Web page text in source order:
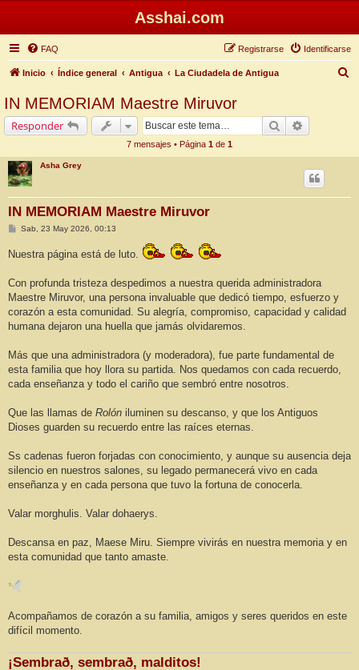
Asshai.com
FAQ Identificarse
Registrarse
Inicio Índice general Antigua La Ciudadela de Antigua
IN MEMORIAM Maestre Miruvor
Responder Buscar
7 mensajes • Página 1 de 1
Asha Grey
IN MEMORIAM Maestre Miruvor
M
s
e
Sab, 23 May 2026, 00:13
Nuestra página está de luto.
Con profunda tristeza despedimos a nuestra querida administradora
Maestre Miruvor, una persona invaluable que dedicó tiempo, esfuerzo y
corazón a esta comunidad. Su alegría, compromiso, capacidad y calidad
humana dejaron una huella que jamás olvidaremos.
Más que una administradora (y moderadora), fue parte fundamental de
esta familia que hoy llora su partida. Nos quedamos con cada recuerdo,
cada enseñanza y todo el cariño que sembró entre nosotros.
Que las llamas de Rolón iluminen su descanso, y que los Antiguos
Dioses guarden su recuerdo entre las raíces eternas.
Ss cadenas fueron forjadas con conocimiento, y aunque su ausencia deja
silencio en nuestros salones, su legado permanecerá vivo en cada
enseñanza y en cada persona que tuvo la fortuna de conocerla.
Valar morghulis. Valar dohaerys.
Descansa en paz, Maese Miru. Siempre vivirás en nuestra memoria y en
esta comunidad que tanto amaste.
Acompañamos de corazón a su familia, amigos y seres queridos en este
difícil momento.
¡Sembrað, sembrað, malditos!